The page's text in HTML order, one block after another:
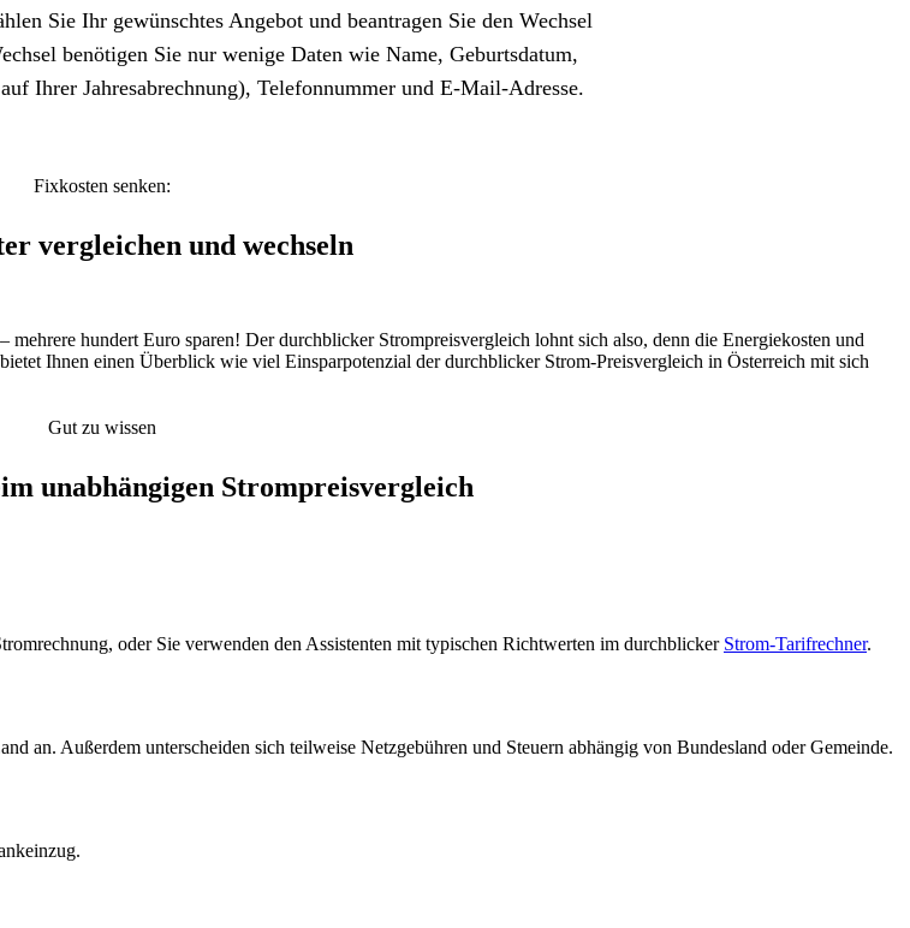
Sie Ihr gewünschtes Angebot und beantragen Sie den Wechsel
benötigen Sie nur wenige Daten wie Name, Geburtsdatum,
Ihrer Jahresabrechnung), Telefonnummer und E-Mail-Adresse.
Fixkosten senken:
vergleichen und wechseln
hundert Euro sparen! Der durchblicker Strompreisvergleich lohnt sich also, denn die Energiekosten und
Ihnen einen Überblick wie viel Einsparpotenzial der durchblicker Strom-Preisvergleich in Österreich mit sich
Gut zu wissen
unabhängigen Strompreis­vergleich
oder Sie verwenden den Assistenten mit typischen Richtwerten im durchblicker Strom-Tarifrechner.
an. Außerdem unterscheiden sich teilweise Netzgebühren und Steuern abhängig von Bundesland oder Gemeinde.